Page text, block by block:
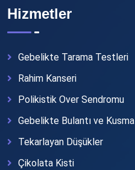
Hizmetler
Gebelikte Tarama Testleri
Rahim Kanseri
Polikistik Over Sendromu
Gebelikte Bulantı ve Kusma
Tekarlayan Düşükler
Çikolata Kisti